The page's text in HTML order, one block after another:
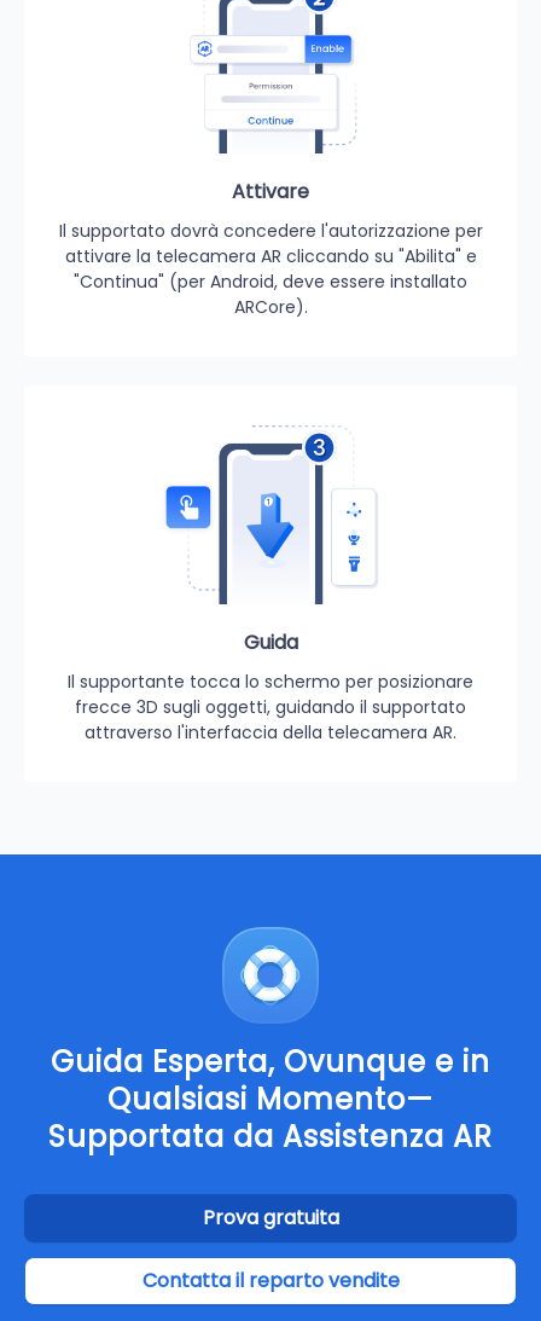
Attivare
Il supportato dovrà concedere l'autorizzazione per
attivare la telecamera AR cliccando su "Abilita" e
"Continua" (per Android, deve essere installato
ARCore).
Guida
Il supportante tocca lo schermo per posizionare
frecce 3D sugli oggetti, guidando il supportato
attraverso l'interfaccia della telecamera AR.
Guida Esperta, Ovunque e in
Qualsiasi Momento—
Supportata da Assistenza AR
Prova gratuita
Contatta il reparto vendite